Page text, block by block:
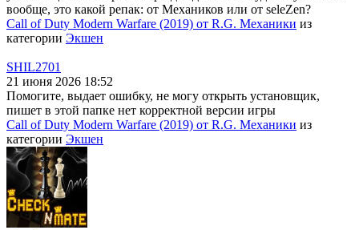
вообще, это какой репак: от Механиков или от seleZen?
Call of Duty Modern Warfare (2019) от R.G. Механики из
категории Экшен
SHIL2701
21 июня 2026 18:52
Помогите, выдает ошибку, не могу открыть установщик,
пишет в этой папке нет корректной версии игры
Call of Duty Modern Warfare (2019) от R.G. Механики из
категории Экшен